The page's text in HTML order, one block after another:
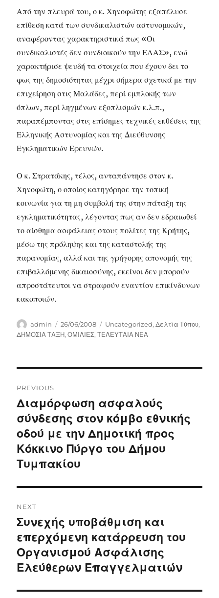
Από την πλευρά του, ο κ. Χηνοφώτης εξαπέλυσε
επίθεση κατά των συνδικαλιστών αστυνομικών,
αναφέροντας χαρακτηριστικά πως «Οι
συνδικαλιστές δεν συνδιοικούν την ΕΛΑΣ», ενώ
χαρακτήρισε ψευδή τα στοιχεία που έχουν δει το
φως της δημοσιότητας μέχρι σήμερα σχετικά με την
επιχείρηση στις Μαλάδες, περί εμπλοκής των
όπλων, περί ληγμένων εξοπλισμών κ.λ.π.,
παραπέμποντας στις επίσημες τεχνικές εκθέσεις της
Ελληνικής Αστυνομίας και της Διεύθυνσης
Εγκληματικών Ερευνών.
Ο κ. Στρατάκης, τέλος, ανταπάντησε στον κ.
Χηνοφώτη, ο οποίος κατηγόρησε την τοπική
κοινωνία για τη μη συμβολή της στην πάταξη της
εγκληματικότητας, λέγοντας πως αν δεν εδραιωθεί
το αίσθημα ασφάλειας στους πολίτες της Κρήτης,
μέσω της πρόληψης και της καταστολής της
παρανομίας, αλλά και της γρήγορης απονομής της
επιβαλλόμενης δικαιοσύνης, εκείνοι δεν μπορούν
απροστάτευτοι να στραφούν εναντίον επικίνδυνων
κακοποιών.
Author
admin
Posted
on
26/06/2008 Categories
Uncategorized,Δελτία Τύπου,
ΔΗΜΟΣΙΑ ΤΑΞΗ,ΟΜΙΛΙΕΣ,ΤΕΛΕΥΤΑΙΑ ΝΕΑ
navigation
PREVIOUS
Previous
post:
Διαμόρφωση ασφαλούς
σύνδεσης στον κόμβο εθνικής
οδού με την Δημοτική προς
Κόκκινο Πύργο του Δήμου
Τυμπακίου
NEXT
Next
post:
Συνεχής υποβάθμιση και
επερχόμενη κατάρρευση του
Οργανισμού Ασφάλισης
Ελεύθερων Επαγγελματιών